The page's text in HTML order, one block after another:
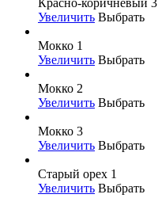
Увеличить Выбрать
Мокко 1
Увеличить Выбрать
Мокко 2
Увеличить Выбрать
Мокко 3
Увеличить Выбрать
Старый орех 1
Увеличить Выбрать